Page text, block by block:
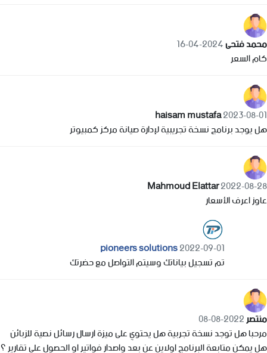
محمد فتحى2024-04-16
كام السعر
haisam mustafa2023-08-01
هل يوجد برنامج نسخة تجريبية لإدارة صيانة مركز كمبيوتر
Mahmoud Elattar2022-08-28
عاوز اعرف الأسعار
pioneers solutions2022-09-01
تم تسجيل بياناتك وسيتم التواصل مع حضرتك
منتصر2022-08-08
مرحبا هل توجد نسخة تجربية هل يحتوي على ميزة ارسال رسائل نصية للزبائن
هل يمكن متابعة البرنامج اولاين عن بعد واصدار فواتير او الحصول على تقارير ؟